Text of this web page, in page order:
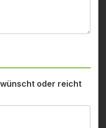
oder reicht